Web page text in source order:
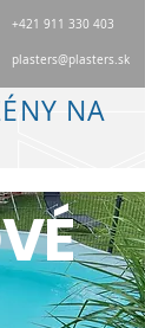
+421 911 330 403
plasters@plasters.sk
NA